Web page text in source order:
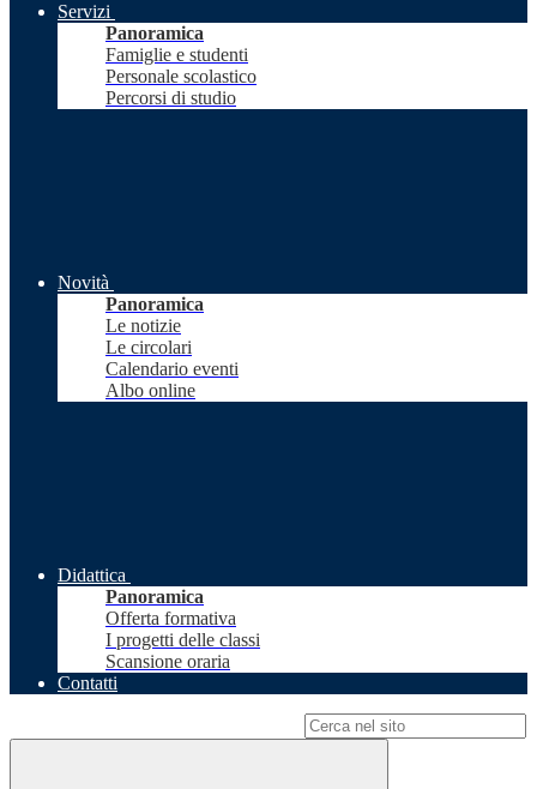
Servizi
Panoramica
Famiglie e studenti
Personale scolastico
Percorsi di studio
Novità
Panoramica
Le notizie
Le circolari
Calendario eventi
Albo online
Didattica
Panoramica
Offerta formativa
I progetti delle classi
Scansione oraria
Contatti